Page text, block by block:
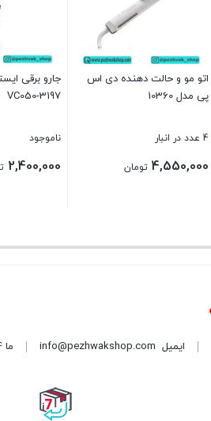
اتو مو و حالت دهنده دی اس
پی مدل 10360
4 عدد در انبار
4,550,000 تومان
جارو برقی
VC050-3197
ناموجود
2,400,000
ایمیل info@pezhwakshop.com ما 24 ساعته 7 روز هفته پاسخگوی شما هستیم.